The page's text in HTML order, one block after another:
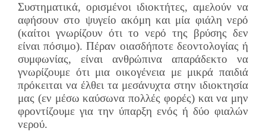
Συστηματικά, ορισμένοι ιδιοκτήτες, αμελούν να
αφήσουν στο ψυγείο ακόμη και μία φιάλη νερό
(καίτοι γνωρίζουν ότι το νερό της βρύσης δεν
είναι πόσιμο). Πέραν οιασδήποτε δεοντολογίας ή
συμφωνίας, είναι ανθρώπινα απαράδεκτο να
γνωρίζουμε ότι μια οικογένεια με μικρά παιδιά
πρόκειται να έλθει τα μεσάνυχτα στην ιδιοκτησία
μας (εν μέσω καύσωνα πολλές φορές) και να μην
φροντίζουμε για την ύπαρξη ενός ή δύο φιαλών
νερού.